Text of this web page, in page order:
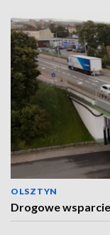
OLSZTYN
Drogowe